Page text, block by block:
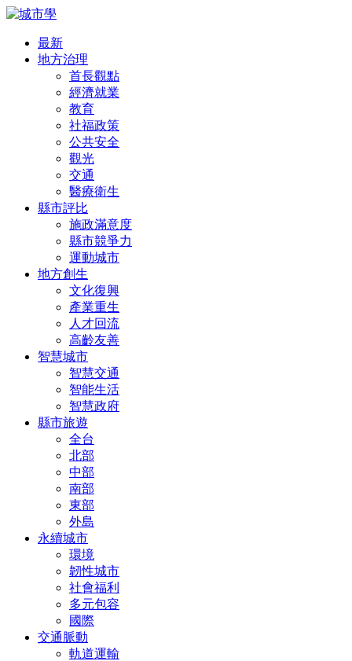
最新
地方治理
首長觀點
經濟就業
教育
社福政策
公共安全
觀光
交通
醫療衛生
縣市評比
施政滿意度
縣市競爭力
運動城市
地方創生
文化復興
產業重生
人才回流
高齡友善
智慧城市
智慧交通
智能生活
智慧政府
縣市旅遊
全台
北部
中部
南部
東部
外島
永續城市
環境
韌性城市
社會福利
多元包容
國際
交通脈動
軌道運輸